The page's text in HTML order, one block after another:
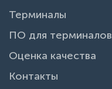
Терминалы
ПО для терминалов
Оценка качества
Контакты